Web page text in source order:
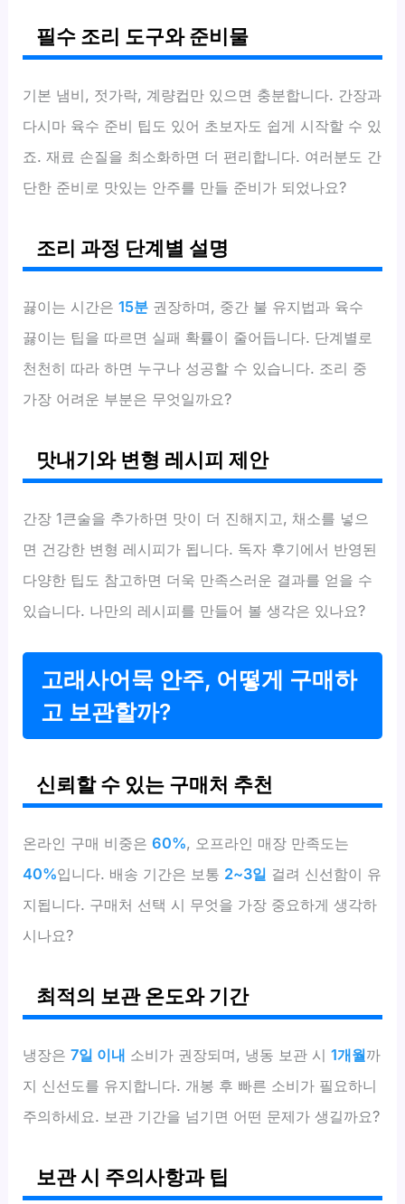
필수 조리 도구와 준비물
기본 냄비, 젓가락, 계량컵만 있으면 충분합니다. 간장과
다시마 육수 준비 팁도 있어 초보자도 쉽게 시작할 수 있
죠. 재료 손질을 최소화하면 더 편리합니다. 여러분도 간
단한 준비로 맛있는 안주를 만들 준비가 되었나요?
조리 과정 단계별 설명
끓이는 시간은15분 권장하며, 중간 불 유지법과 육수
끓이는 팁을 따르면 실패 확률이 줄어듭니다. 단계별로
천천히 따라 하면 누구나 성공할 수 있습니다. 조리 중
가장 어려운 부분은 무엇일까요?
맛내기와 변형 레시피 제안
간장 1큰술을 추가하면 맛이 더 진해지고, 채소를 넣으
면 건강한 변형 레시피가 됩니다. 독자 후기에서 반영된
다양한 팁도 참고하면 더욱 만족스러운 결과를 얻을 수
있습니다. 나만의 레시피를 만들어 볼 생각은 있나요?
고래사어묵 안주, 어떻게 구매하
고 보관할까?
신뢰할 수 있는 구매처 추천
온라인 구매 비중은60%, 오프라인 매장 만족도는
40%입니다. 배송 기간은 보통 2~3일 걸려 신선함이 유
지됩니다. 구매처 선택 시 무엇을 가장 중요하게 생각하
시나요?
최적의 보관 온도와 기간
냉장은7일 이내 소비가 권장되며, 냉동 보관 시1개월까
지 신선도를 유지합니다. 개봉 후 빠른 소비가 필요하니
주의하세요. 보관 기간을 넘기면 어떤 문제가 생길까요?
보관 시 주의사항과 팁